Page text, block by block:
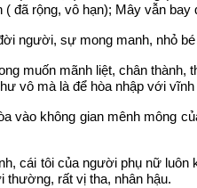
đã rộng, vô hạn); Mây vẫn
người, sự mong manh, nhỏ
muốn mãnh liệt, chân
hư vô mà là để hòa nhập với
vào không gian mênh mông
cái tôi của người phụ nữ
thường, rất vị tha, nhân hậu.